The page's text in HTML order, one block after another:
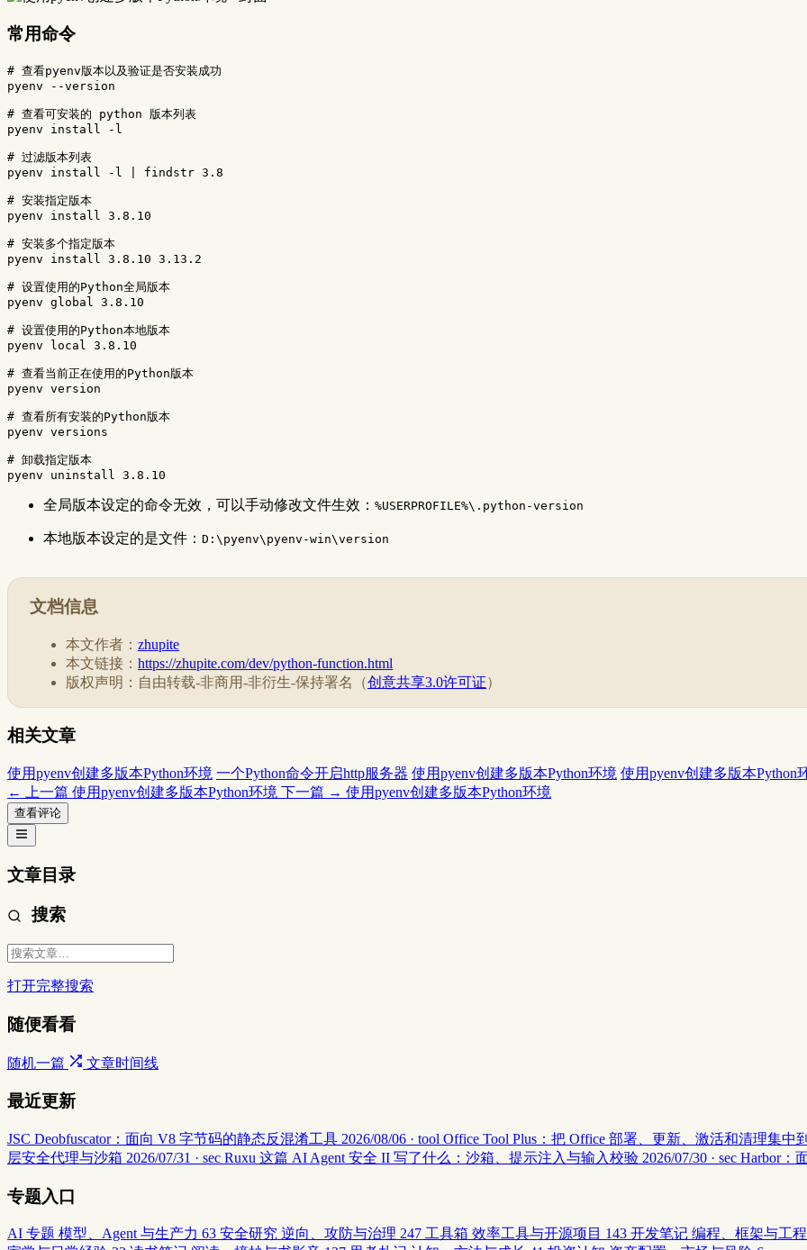
常用命令
# 查看pyenv版本以及验证是否安装成功
pyenv
--version
# 查看可安装的 python 版本列表
pyenv install -l
# 过滤版本列表
pyenv install -l | findstr 3.8
# 安装指定版本
pyenv install 3.8.10
# 安装多个指定版本
pyenv install 3.8.10 3.13.2
# 设置使用的Python全局版本
pyenv global 3.8.10
# 设置使用的Python本地版本
pyenv
local 3.8.10
# 查看当前正在使用的Python版本
pyenv version
# 查看所有安装的Python版本
pyenv versions
# 卸载指定版本
全局版本设定的命令无效，可以手动修改文件生效： %USERPROFILE%\.python-version
本地版本设定的是文件： D:\pyenv\pyenv-win\version
文档信息
本文作者： zhupite
本文链接： https://zhupite.com/dev/python-function.html
版权声明：自由转载-非商用-非衍生-保持署名（创意共享3.0许可证）
相关文章
使用pyenv创建多版本Python环境 一个Python命令开启http服务器 使用pyenv创建多版本Python环境 使用pyenv创建多版本Python
← 上一篇 使用pyenv创建多版本Python环境 下一篇 → 使用pyenv创建多版本Python环境
查看评论
文章目录
搜索
打开完整搜索
随便看看
随机一篇 文章时间线
最近更新
JSC Deobfuscator：面向 V8 字节码的静态反混淆工具 2026/08/06 · tool Office Tool Plus：把 Office 部署、更新、激活和清理集中
层安全代理与沙箱 2026/07/31 · sec Ruxu 这篇 AI Agent 安全 II 写了什么：沙箱、提示注入与输入校验 2026/07/30 · sec Harbor：
专题入口
AI 专题 模型、Agent 与生产力 63 安全研究 逆向、攻防与治理 247 工具箱 效率工具与开源项目 143 开发笔记 编程、框架与工